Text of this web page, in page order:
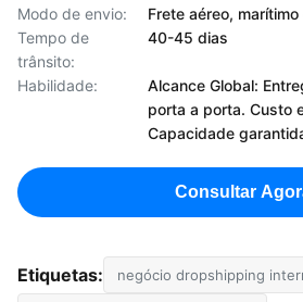
Modo de envio:
Frete aéreo,
Tempo de
trânsito:
40-45 dias
Habilidade:
Alcance Global:
porta a porta. Custo
Capacidade
Consultar
Etiquetas: negócio dropshipping